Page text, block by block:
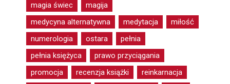
magia świec
magija
medycyna alternatywna
medytacja
miłość
numerologia
ostara
pełnia
pełnia księżyca
prawo przyciągania
promocja
recenzja książki
reinkarnacja